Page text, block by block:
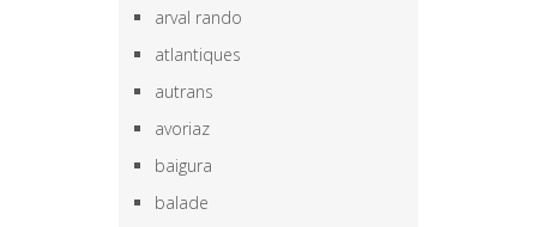
arval rando
atlantiques
autrans
avoriaz
baigura
balade